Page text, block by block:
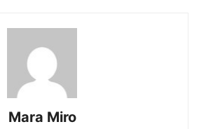
Mara Miro